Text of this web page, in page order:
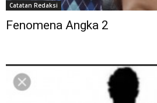
Catatan Redaksi
Fenomena Angka 2